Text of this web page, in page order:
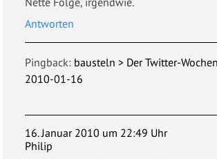
Antworten
Pingback: bausteln > Der Twitter-
2010-01-16
16. Januar 2010 um 22:49 Uhr
Philip